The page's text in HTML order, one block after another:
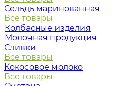
Сельдь маринованная
Все товары
Колбасные изделия
Молочная продукция
Сливки
Все товары
Кокосовое молоко
Все товары